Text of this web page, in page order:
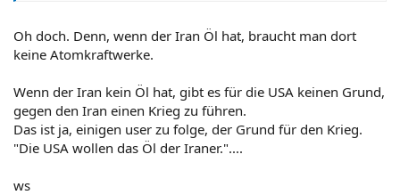
Oh doch. Denn, wenn der Iran Öl hat, braucht man dort
keine Atomkraftwerke.
Wenn der Iran kein Öl hat, gibt es für die USA keinen Grund,
gegen den Iran einen Krieg zu führen.
Das ist ja, einigen user zu folge, der Grund für den Krieg.
"Die USA wollen das Öl der Iraner."....
ws